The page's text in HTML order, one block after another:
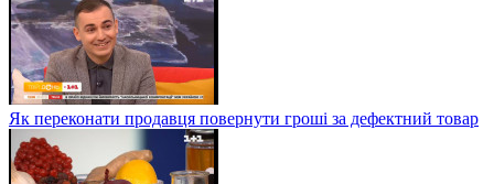
Як переконати продавця повернути гроші за дефектний товар